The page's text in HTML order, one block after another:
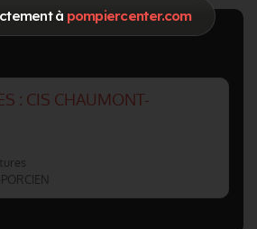
à pompiercenter.com
: CIS CHAUMONT-